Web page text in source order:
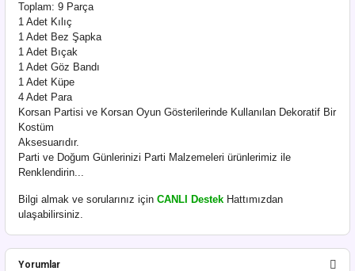
Toplam: 9 Parça
1 Adet Kılıç
1 Adet Bez Şapka
1 Adet Bıçak
1 Adet Göz Bandı
1 Adet Küpe
4 Adet Para
Korsan Partisi ve Korsan Oyun Gösterilerinde Kullanılan Dekoratif Bir
Kostüm
Aksesuarıdır.
Parti ve Doğum Günlerinizi Parti Malzemeleri ürünlerimiz ile
Renklendirin...
Bilgi almak ve sorularınız için CANLI Destek Hattımızdan
ulaşabilirsiniz.
Yorumlar